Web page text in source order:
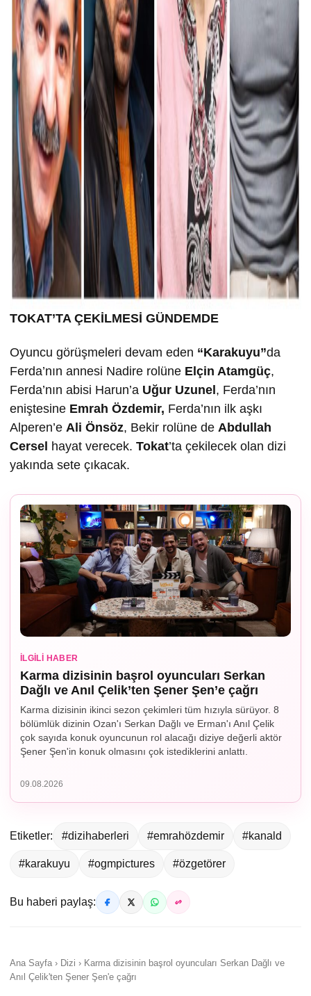
TOKAT’TA ÇEKİLMESİ GÜNDEMDE
Oyuncu görüşmeleri devam eden “Karakuyu”da
Ferda’nın annesi Nadire rolüne Elçin Atamgüç,
Ferda’nın abisi Harun’a Uğur Uzunel , Ferda’nın
eniştesine Emrah Özdemir, Ferda’nın ilk aşkı
Alperen’e Ali Önsöz, Bekir rolüne de Abdullah
Cersel hayat verecek. Tokat’ta çekilecek olan dizi
yakında sete çıkacak.
İLGILI HABER
Karma dizisinin başrol oyuncuları Serkan
Dağlı ve Anıl Çelik’ten Şener Şen’e çağrı
Karma dizisinin ikinci sezon çekimleri tüm hızıyla sürüyor. 8
bölümlük dizinin Ozan'ı Serkan Dağlı ve Erman'ı Anıl Çelik
çok sayıda konuk oyuncunun rol alacağı diziye değerli aktör
Şener Şen'in konuk olmasını çok istediklerini anlattı.
09.08.2026
Etiketler: #dizihaberleri #emrahözdemir #kanald
#karakuyu #ogmpictures #özgetörer
Bu haberi paylaş:
Ana Sayfa › Dizi › Karma dizisinin başrol oyuncuları Serkan Dağlı ve
Anıl Çelik'ten Şener Şen'e çağrı